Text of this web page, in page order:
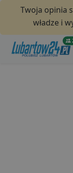
Twoja opinia
władze i